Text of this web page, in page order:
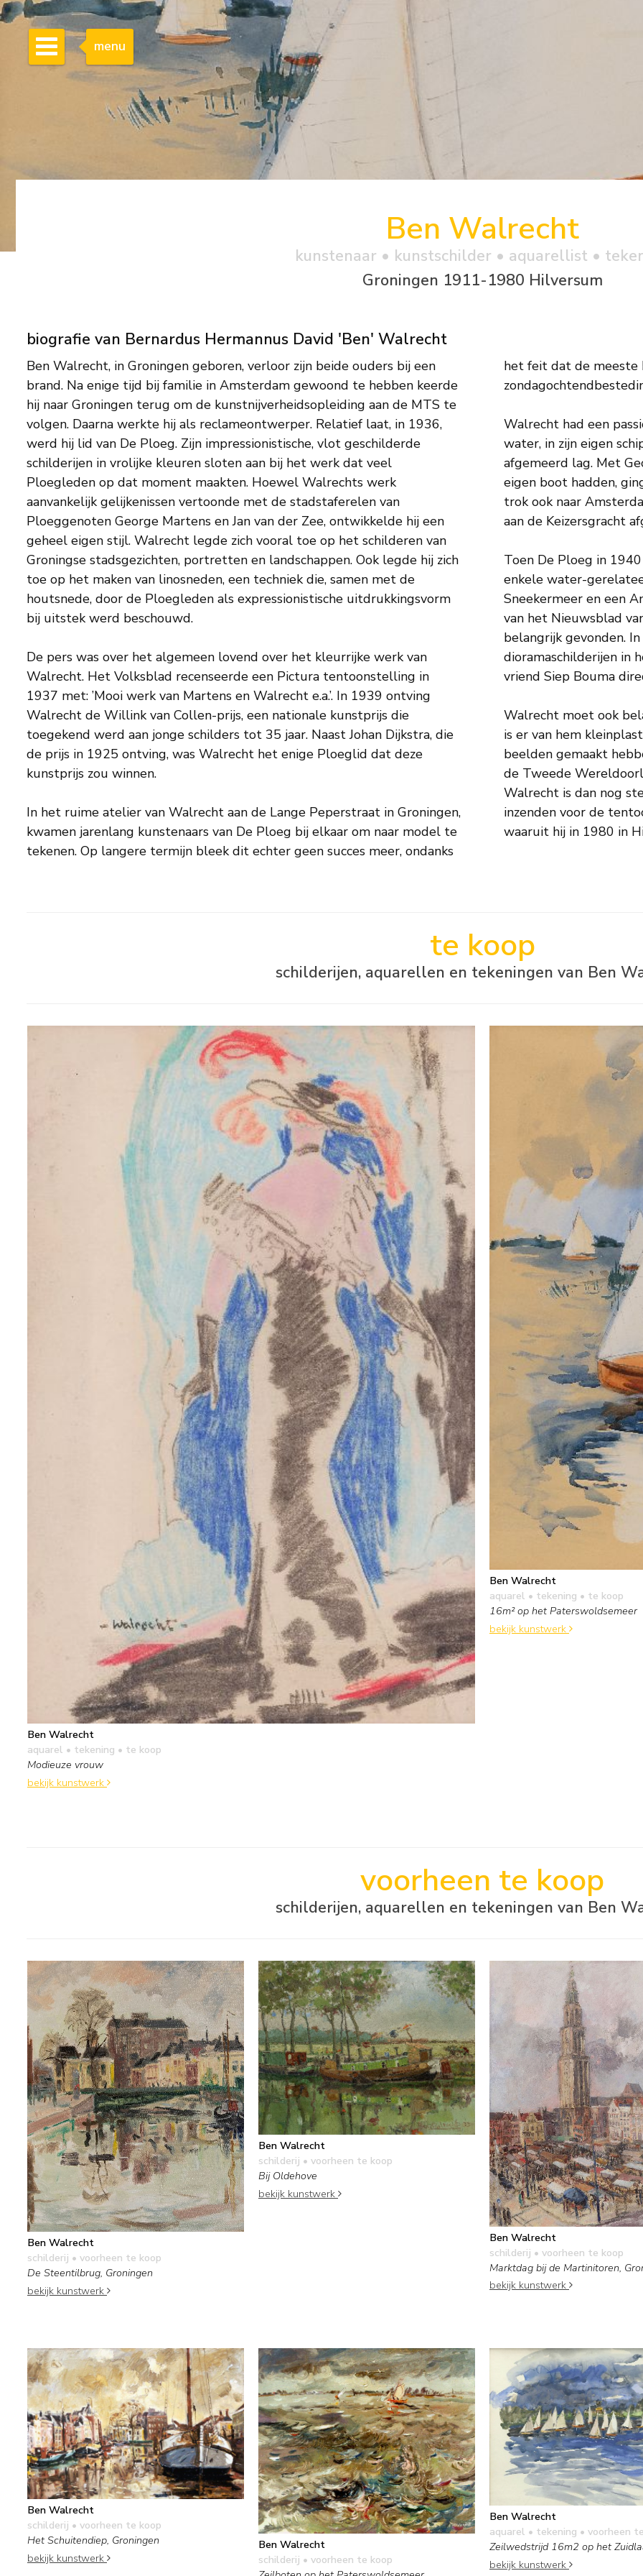
menu
Ben Walrecht
kunstenaar • kunstschilder • aquarellist •
Groningen 1911-1980 Hilversum
biografie van Bernardus Hermannus David 'Ben' Walrecht
Ben Walrecht, in Groningen geboren, verloor zijn beide ouders bij een
brand. Na enige tijd bij familie in Amsterdam gewoond te hebben keerde
hij naar Groningen terug om de kunstnijverheidsopleiding aan de MTS te
volgen. Daarna werkte hij als reclameontwerper. Relatief laat, in 1936,
werd hij lid van De Ploeg. Zijn impressionistische, vlot geschilderde
schilderijen in vrolijke kleuren sloten aan bij het werk dat veel
Ploegleden op dat moment maakten. Hoewel Walrechts werk
aanvankelijk gelijkenissen vertoonde met de stadstaferelen van
Ploeggenoten George Martens en Jan van der Zee, ontwikkelde hij een
geheel eigen stijl. Walrecht legde zich vooral toe op het schilderen van
Groningse stadsgezichten, portretten en landschappen. Ook legde hij zich
toe op het maken van linosneden, een techniek die, samen met de
houtsnede, door de Ploegleden als expressionistische uitdrukkingsvorm
bij uitstek werd beschouwd.
De pers was over het algemeen lovend over het kleurrijke werk van
Walrecht. Het Volksblad recenseerde een Pictura tentoonstelling in
1937 met: ’Mooi werk van Martens en Walrecht e.a.’. In 1939 ontving
Walrecht de Willink van Collen-prijs, een nationale kunstprijs die
toegekend werd aan jonge schilders tot 35 jaar. Naast Johan Dijkstra, die
de prijs in 1925 ontving, was Walrecht het enige Ploeglid dat deze
kunstprijs zou winnen.
In het ruime atelier van Walrecht aan de Lange Peperstraat in Groningen,
kwamen jarenlang kunstenaars van De Ploeg bij elkaar om naar model te
tekenen. Op langere termijn bleek dit echter geen succes meer, ondanks
het feit dat de meeste
Walrecht had een
water, in zijn eigen
afgemeerd lag. Met
eigen boot hadden,
trok ook naar
aan de Keizersgracht
Toen De Ploeg in
enkele water-
Sneekermeer en een
van het Nieuwsblad
belangrijk gevonden.
dioramaschilderijen in
vriend Siep Bouma
Walrecht moet ook
is er van hem
beelden gemaakt
de Tweede
Walrecht is dan nog
inzenden voor de
waaruit hij in 1980 in
te koop
schilderijen, aquarellen en tekeningen van Ben
Ben Walrecht
aquarel • tekening • te koop
Modieuze vrouw
bekijk kunstwerk
Ben Walrecht
aquarel • tekening • te koop
16m² op het Paterswoldsemeer
bekijk kunstwerk
voorheen te koop
schilderijen, aquarellen en tekeningen van Ben
Ben Walrecht
schilderij • voorheen te koop
De Steentilbrug, Groningen
bekijk kunstwerk
Ben Walrecht
schilderij • voorheen te koop
Bij Oldehove
bekijk kunstwerk
Ben Walrecht
schilderij • voorheen te koop
Marktdag bij de Martinitoren,
bekijk kunstwerk
Ben Walrecht
schilderij • voorheen te koop
Het Schuitendiep, Groningen
bekijk kunstwerk
Ben Walrecht
schilderij • voorheen te koop
Ben Walrecht
aquarel • tekening • voorheen
Zeilwedstrijd 16m2 op het
bekijk kunstwerk